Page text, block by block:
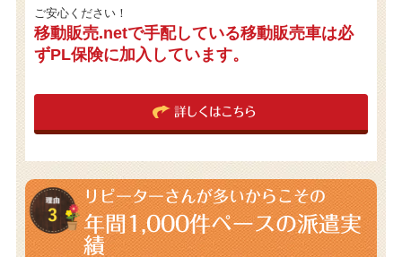
ご安心ください！
移動販売.netで手配している移動販売車は必
ずPL保険に加入しています。
詳しくはこちら
リピーターさんが多いからこその
年間1,000件ペースの派遣実
績